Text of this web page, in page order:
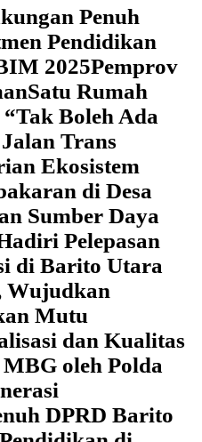
Penuh
Pendidikan
2025‎Pemprov
‎Satu Rumah
Boleh Ada
Trans
Ekosistem
di Desa
Sumber Daya
Pelepasan
di Barito Utara
Wujudkan
Mutu
dan Kualitas
oleh Polda
DPRD Barito